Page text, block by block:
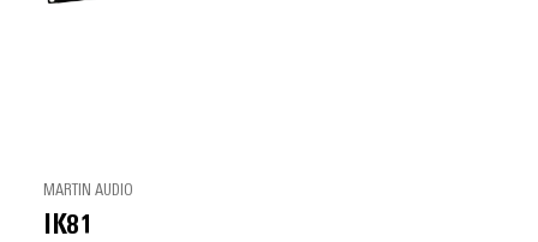
MARTIN AUDIO
IK81